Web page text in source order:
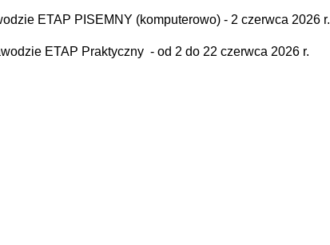
ETAP PISEMNY (komputerowo) - 2 czerwca 2026 r.
ETAP Praktyczny - od 2 do 22 czerwca 2026 r.